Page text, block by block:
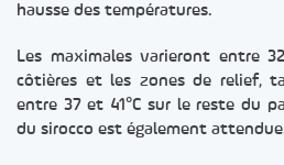
hausse des températures.
Les maximales varieront entre
côtières et les zones de relief,
entre 37 et 41°C sur le reste du
du sirocco est également